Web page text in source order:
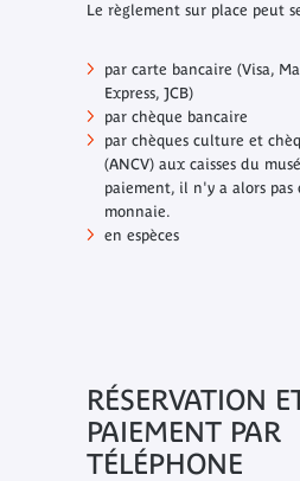
Le règlement sur place peut
par carte bancaire (Visa,
Express, JCB)
par chèque bancaire
par chèques culture et
(ANCV) aux caisses du
paiement, il n'y a alors pas
monnaie.
en espèces
RÉSERVATION
PAIEMENT PAR
TÉLÉPHONE